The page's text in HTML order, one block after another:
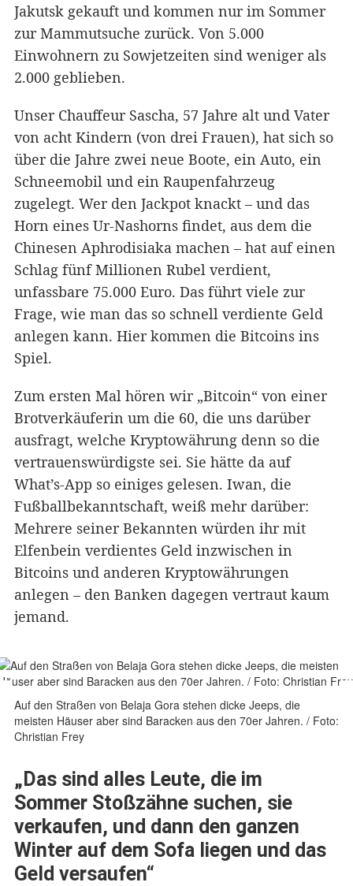
Jakutsk gekauft und kommen nur im Sommer
zur Mammutsuche zurück. Von 5.000
Einwohnern zu Sowjetzeiten sind weniger als
2.000 geblieben.
Unser Chauffeur Sascha, 57 Jahre alt und Vater
von acht Kindern (von drei Frauen), hat sich so
über die Jahre zwei neue Boote, ein Auto, ein
Schneemobil und ein Raupenfahrzeug
zugelegt. Wer den Jackpot knackt – und das
Horn eines Ur-Nashorns findet, aus dem die
Chinesen Aphrodisiaka machen – hat auf einen
Schlag fünf Millionen Rubel verdient,
unfassbare 75.000 Euro. Das führt viele zur
Frage, wie man das so schnell verdiente Geld
anlegen kann. Hier kommen die Bitcoins ins
Spiel.
Zum ersten Mal hören wir „Bitcoin“ von einer
Brotverkäuferin um die 60, die uns darüber
ausfragt, welche Kryptowährung denn so die
vertrauenswürdigste sei. Sie hätte da auf
What’s-App so einiges gelesen. Iwan, die
Fußballbekanntschaft, weiß mehr darüber:
Mehrere seiner Bekannten würden ihr mit
Elfenbein verdientes Geld inzwischen in
Bitcoins und anderen Kryptowährungen
anlegen – den Banken dagegen vertraut kaum
jemand.
Auf den Straßen von Belaja Gora stehen dicke Jeeps, die
meisten Häuser aber sind Baracken aus den 70er Jahren. / Foto:
Christian Frey
„Das sind alles Leute, die im
Sommer Stoßzähne suchen, sie
verkaufen, und dann den ganzen
Winter auf dem Sofa liegen und das
Geld versaufen“